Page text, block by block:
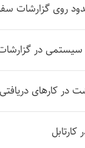
روی گزارشات
سیستمی در
در کارهای دریافتی